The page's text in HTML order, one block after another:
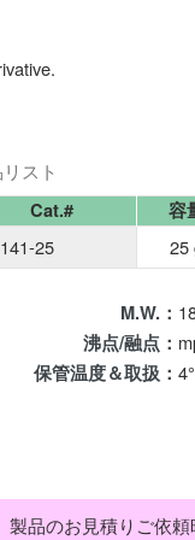
スト
Cat.#
容
25
25
M.W.：
沸点/融点：
保管温度＆取扱：
製品のお見積りご依